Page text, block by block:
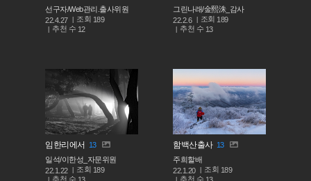
선구자/Web관리.출사위원
22.4.27
조회 189
추천 수 12
그린나래/金熙洙_감사
22.2.6
조회 189
추천 수 13
임한리에서 13
일석/이한성_자문위원
22.1.22
조회 189
추천 수
함백산출사 13
주희할배
22.1.20
조회 189
추천 수